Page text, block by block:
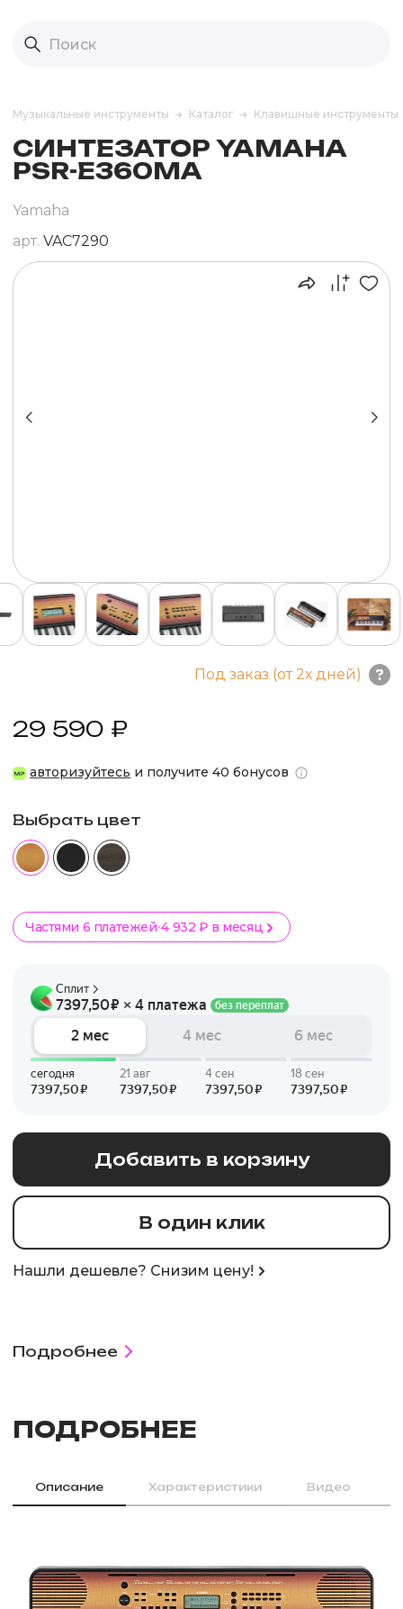
Музыкальные инструменты Каталог Клавишные инструменты
СИНТЕЗАТОР YAMAHA
PSR-E360MA
Yamaha
арт. VAC7290
Под заказ (от 2х дней)
29 590 ₽
авторизуйтесь и получите 40 бонусов
Выбрать цвет
Частями 6 платежей 4 932 ₽ в месяц
Добавить в корзину
В один клик
Нашли дешевле? Снизим цену!
Подробнее
ПОДРОБНЕЕ
Описание Характеристики Видео